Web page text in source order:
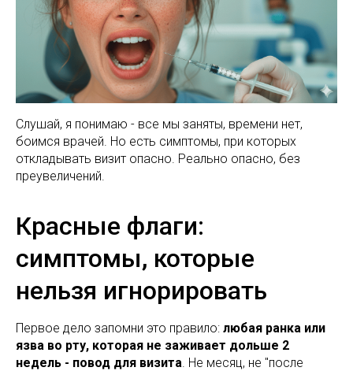
Слушай, я понимаю - все мы заняты, времени нет,
боимся врачей. Но есть симптомы, при которых
откладывать визит опасно. Реально опасно, без
преувеличений.
Красные флаги:
симптомы, которые
нельзя игнорировать
Первое дело запомни это правило: любая ранка или
язва во рту, которая не заживает дольше 2
недель - повод для визита . Не месяц, не "после